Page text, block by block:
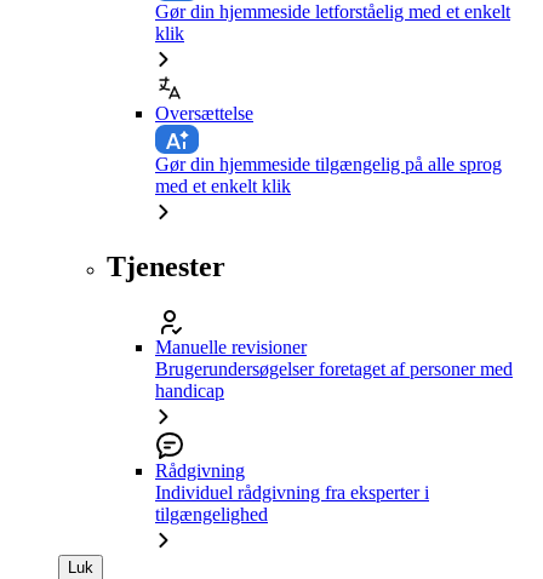
Gør din hjemmeside letforståelig med et enkelt
klik
Oversættelse
Gør din hjemmeside tilgængelig på alle sprog
med et enkelt klik
Tjenester
Manuelle revisioner
Brugerundersøgelser foretaget af personer med
handicap
Rådgivning
Individuel rådgivning fra eksperter i
tilgængelighed
Luk